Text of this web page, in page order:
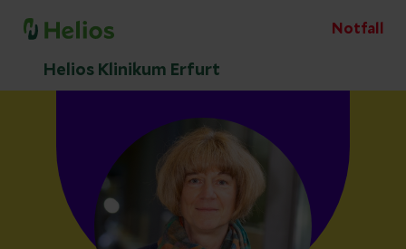
Notfall
Helios Klinikum Erfurt